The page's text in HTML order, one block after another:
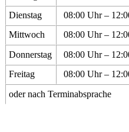
Dienstag
08:00 Uhr –
Mittwoch
08:00 Uhr –
Donnerstag
08:00 Uhr –
Freitag
08:00 Uhr –
oder nach Terminabsprache